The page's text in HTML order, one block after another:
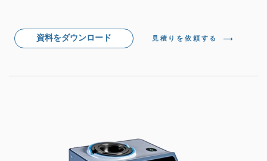
資料をダウンロード 見積りを依頼する